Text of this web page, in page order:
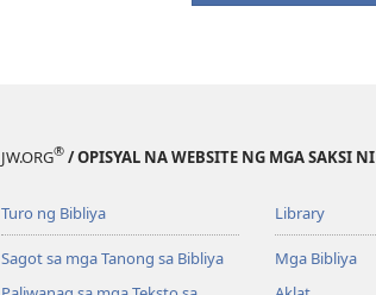
JW.ORG® / OPISYAL NA WEBSITE NG MGA SAKSI NI
Turo ng Bibliya
Sagot sa mga Tanong sa Bibliya
Library
Mga Bibliya